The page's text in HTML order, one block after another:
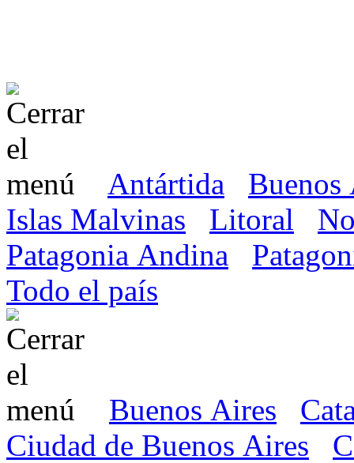
Antártida
Buenos
Islas Malvinas
Litoral
Patagonia Andina
Todo el país
Buenos Aires
Ciudad de Buenos Aires